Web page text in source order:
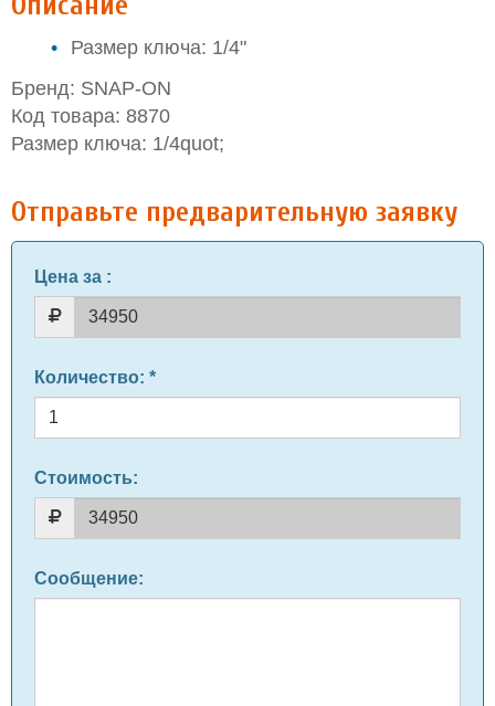
Размер ключа: 1/4"
Бренд: SNAP-ON
Код товара: 8870
Размер ключа: 1/4quot;
Отправьте предварительную заявку
Цена за :
Количество: *
Стоимость:
Сообщение: